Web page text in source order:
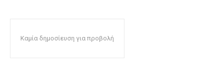
Καμία δημοσίευση για προβολή